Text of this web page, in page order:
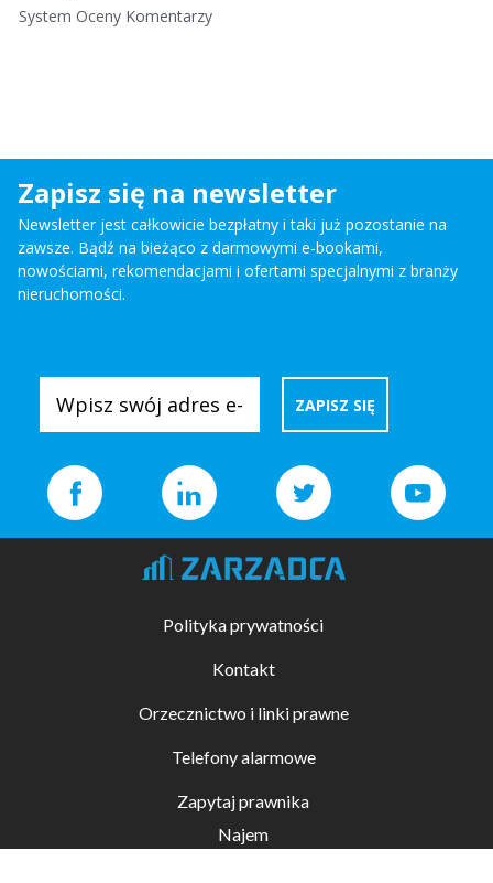
System Oceny Komentarzy
Zapisz się na newsletter
Newsletter jest całkowicie bezpłatny i taki już pozostanie na
zawsze. Bądź na bieżąco z darmowymi e-bookami,
nowościami, rekomendacjami i ofertami specjalnymi z branży
nieruchomości.
Polityka prywatności
Kontakt
Orzecznictwo i linki prawne
Telefony alarmowe
Zapytaj prawnika
Najem